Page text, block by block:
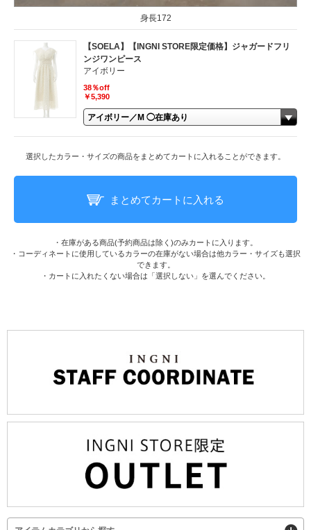
身長172
【SOELA】【INGNI STORE限定価格】ジャガードフリ
ンジワンピース
アイボリー
38％off
￥5,390
選択したカラー・サイズの商品をまとめてカートに入れることができます。
まとめてカートに入れる
・在庫がある商品(予約商品は除く)のみカートに入ります。
・コーディネートに使用しているカラーの在庫がない場合は他カラー・サイズも選択
できます。
・カートに入れたくない場合は「選択しない」を選んでください。